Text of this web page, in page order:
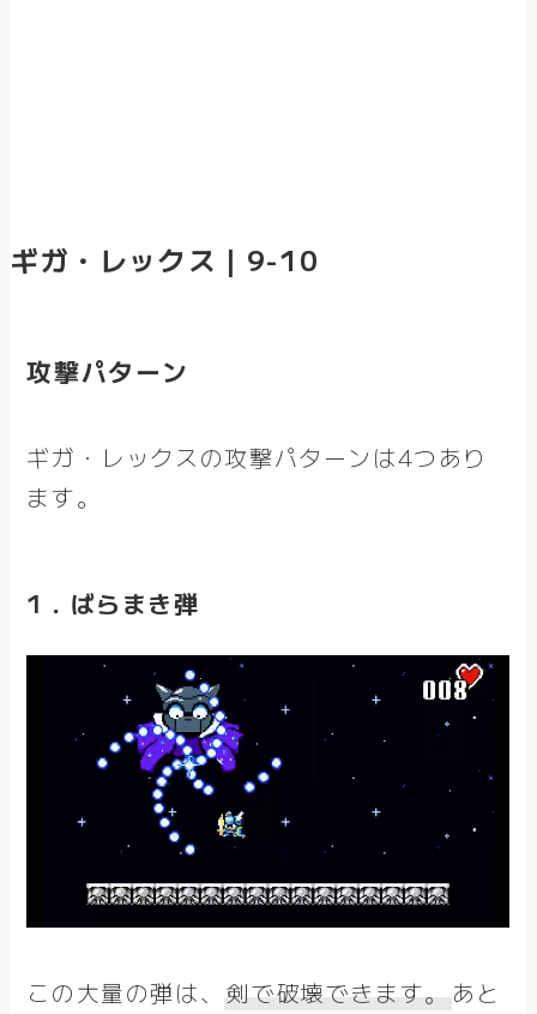
ギガ・レックス｜9-10
攻撃パターン
ギガ・レックスの攻撃パターンは4つあり
ます。
1．ばらまき弾
この大量の弾は、 剣で破壊できます。
あと